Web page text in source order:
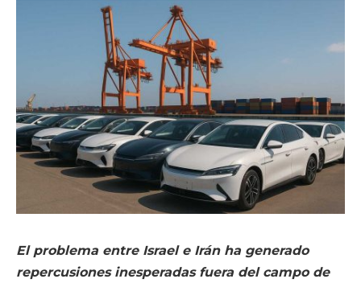
El problema entre Israel e Irán ha generado
repercusiones inesperadas fuera del campo de